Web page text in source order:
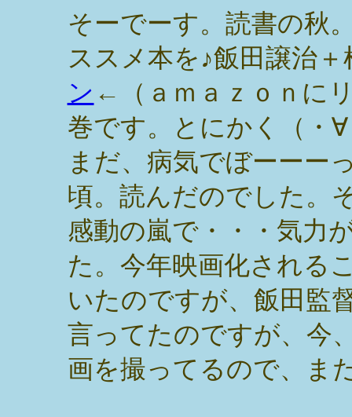
そーでーす。読書の秋
ススメ本を♪飯田譲治＋
ン ←（ａｍａｚｏｎに
巻です。とにかく（・
まだ、病気でぼーーー
頃。読んだのでした。
感動の嵐で・・・気力
た。今年映画化される
いたのですが、飯田監
言ってたのですが、今
画を撮ってるので、ま